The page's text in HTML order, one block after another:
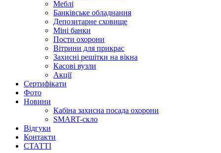
Меблі
Банківське обладнання
Депозитарне сховище
Міні банки
Пости охорони
Вітрини для прикрас
Захисні решітки на вікна
Касові вузли
Акції
Сертифікати
Фото
Новини
Кабіна захисна посада охорони
SMART-скло
Відгуки
Контакти
СТАТТІ